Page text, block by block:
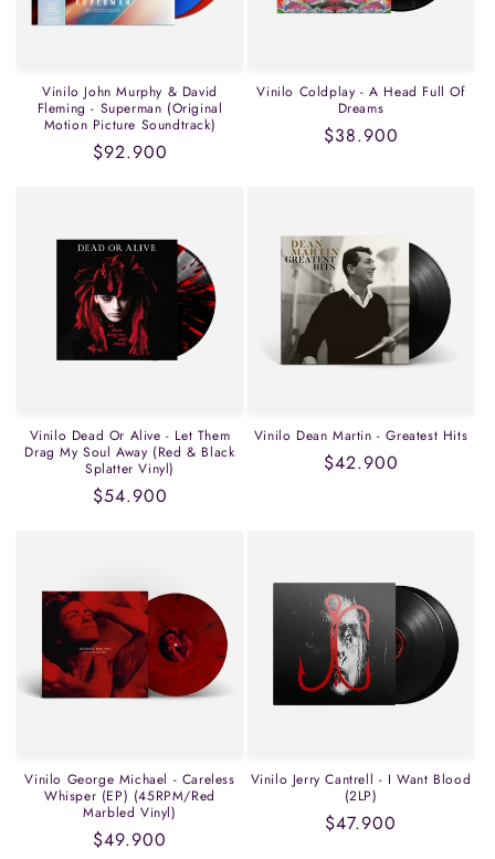
n
Vinilo John Murphy & David
Fleming - Superman (Original
Motion Picture Soundtrack)
Precio
$92.900
Vinilo Coldplay - A Head Full Of
Dreams
Precio
$38.900
Vinilo Dead Or Alive - Let Them
Drag My Soul Away (Red & Black
Splatter Vinyl)
Precio
$54.900
Vinilo Dean Martin - Greatest Hits
Precio
$42.900
Vinilo George Michael - Careless
Whisper (EP) (45RPM/Red
Marbled Vinyl)
Precio
$49.900
Vinilo Jerry Cantrell - I Want Blood
(2LP)
Precio
$47.900